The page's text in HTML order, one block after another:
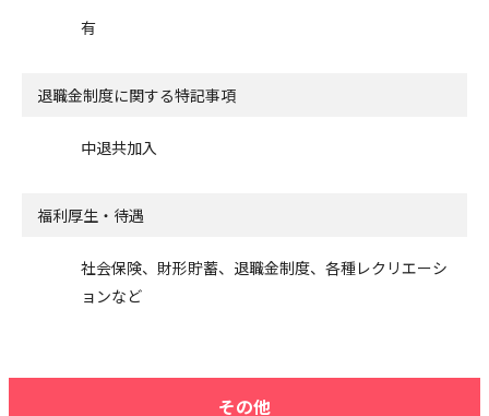
有
退職金制度に関する特記事項
中退共加入
福利厚生・待遇
社会保険、財形貯蓄、退職金制度、各種レクリエーシ
ョンなど
その他